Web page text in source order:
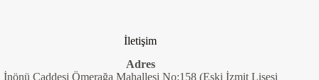
İletişim
Adres
İnönü Caddesi Ömerağa Mahallesi No:158 (Eski İzmit Lisesi